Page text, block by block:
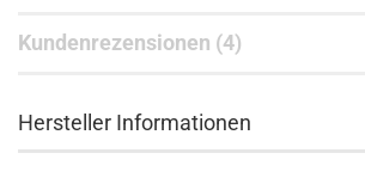
Kundenrezensionen (4)
Hersteller Informationen